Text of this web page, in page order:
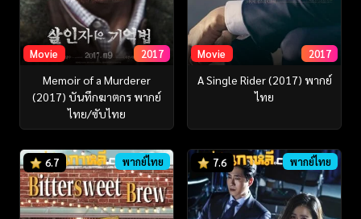
Movie 2017
Memoir of a Murderer
(2017) บันทึกฆาตกร พากย์
ไทย/ซับไทย
Movie 2017
A Single Rider (2017) พากย์
ไทย
6.7 พากย์ไทย 7.6 พากย์ไทย